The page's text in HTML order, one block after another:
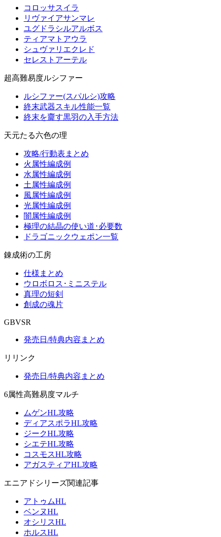
コロッサスイラ
リヴァイアサンマレ
ユグドラシルアルボス
ティアマトアウラ
シュヴァリエクレド
セレストアーテル
超高難易度ルシファー
ルシファー(スパルシ)攻略
終末武器スキル性能一覧
終末を齎す黒羽の入手方法
天元たる六色の理
攻略/行動表まとめ
火属性編成例
水属性編成例
土属性編成例
風属性編成例
光属性編成例
闇属性編成例
極理の結晶の使い道･必要数
ドラゴニックウェポン一覧
錬成術の工房
仕様まとめ
ウロボロス･ミニステル
真理の短剣
創成の魂片
GBVSR
発売日/特典内容まとめ
リリンク
発売日/特典内容まとめ
6属性高難易度マルチ
ムゲンHL攻略
ディアスポラHL攻略
ジークHL攻略
シエテHL攻略
コスモスHL攻略
アガスティアHL攻略
エニアドシリーズ関連記事
アトゥムHL
ベンヌHL
オシリスHL
ホルスHL